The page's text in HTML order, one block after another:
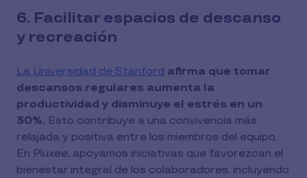
6. Facilitar espacios de descanso
y recreación
La Universidad de Stanford afirma que tomar
descansos regulares aumenta la
productividad y disminuye el estrés en un
30%. Esto contribuye a una convivencia más
relajada y positiva entre los miembros del equipo.
En Pluxee, apoyamos iniciativas que favorezcan el
bienestar integral de los colaboradores, incluyendo